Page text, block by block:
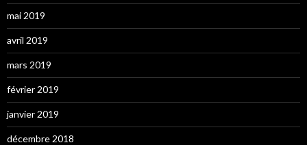
mai 2019
avril 2019
mars 2019
février 2019
janvier 2019
décembre 2018